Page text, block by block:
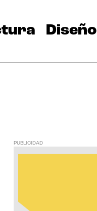
Diseño
PUBLICIDAD